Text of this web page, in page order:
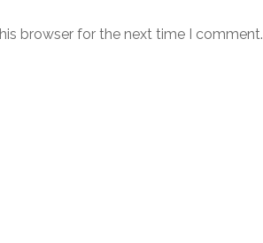
browser for the next time I comment.